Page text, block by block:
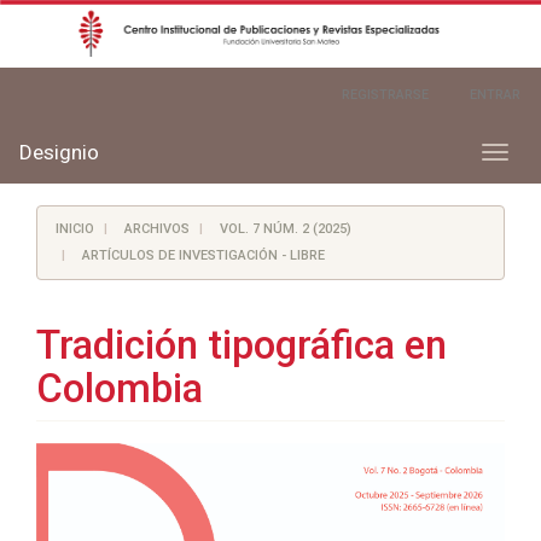
principal
Barra
lateral
Toggle
Designio
INICIO ARCHIVOS
VOL. 7 NÚM. 2 (2025)
ARTÍCULOS DE INVESTIGACIÓN - LIBRE
Tradición tipográfica en
Colombia